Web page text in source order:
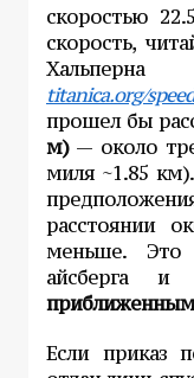
скоростью
скорость,
titanica.org/
прошел бы
м)— около
миля ~1.85
расстоянии
меньше. Это
айсберга и
приближенным
Если приказ